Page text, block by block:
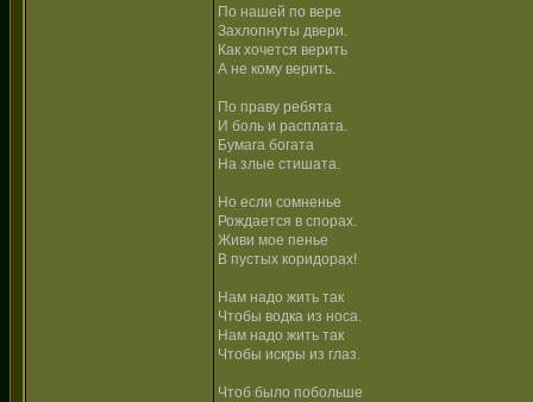
По нашей по вере
Захлопнуты двери.
Как хочется верить
А не кому верить.
По праву ребята
И боль и расплата.
Бумага богата
На злые стишата.
Но если сомненье
Рождается в спорах.
Живи мое пенье
В пустых коридорах!
Нам надо жить так
Чтобы водка из носа.
Нам надо жить так
Чтобы искры из глаз.
Чтоб было побольше